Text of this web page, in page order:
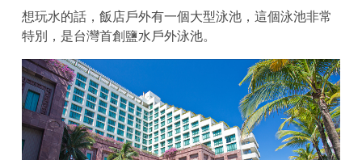
想玩水的話，飯店戶外有一個大型泳池，這個泳池非常
特別，是台灣首創鹽水戶外泳池。